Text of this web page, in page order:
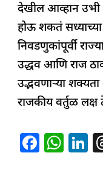
देखील आव्हान
होऊ शकतं सध्याच्या
निवडणुकांपूर्वी
उद्धव आणि राज
उद्भवणाऱ्या
राजकीय वर्तुळ
F W